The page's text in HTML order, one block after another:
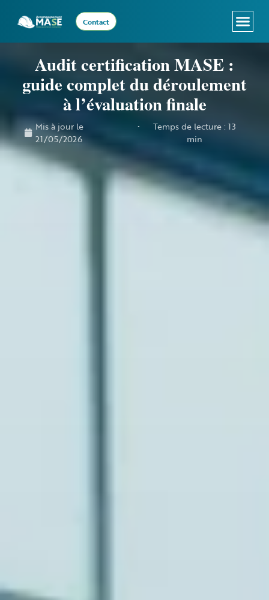
Audit certification MASE :
guide complet du déroulement
à l’évaluation finale
Mis à jour le
21/05/2026
•
Temps de lecture : 13
min